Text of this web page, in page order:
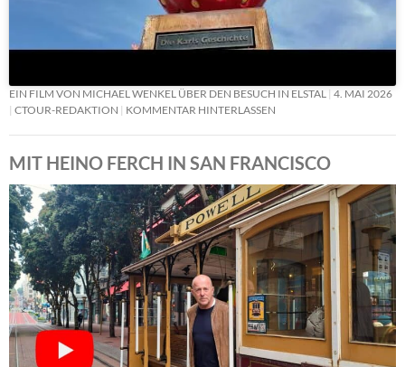
EIN FILM VON MICHAEL WENKEL ÜBER DEN BESUCH IN ELSTAL
4. MAI 2026
CTOUR-REDAKTION
KOMMENTAR HINTERLASSEN
MIT HEINO FERCH IN SAN FRANCISCO